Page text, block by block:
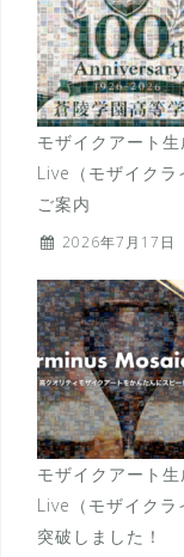
モザイクアート
Live（モザイク
ご案内
2026年7月17日
モザイクアート
Live（モザイク
突破しました！